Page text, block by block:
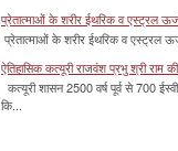
प्रेतात्माओं के शरीर ईथरिक व एस्ट्रल
प्रेतात्माओं के शरीर ईथरिक व एस्ट्रल
ऐतिहासिक कत्यूरी राजवंश प्रभु श्री राम
कत्यूरी शासन 2500 वर्ष पूर्व से 700
कि...